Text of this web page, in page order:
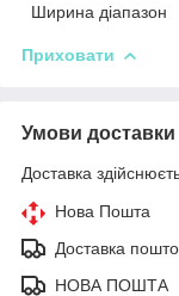
Ширина діапазон
Приховати
Умови доставки
Доставка
Нова Пошта
Доставка
НОВА ПОШТА